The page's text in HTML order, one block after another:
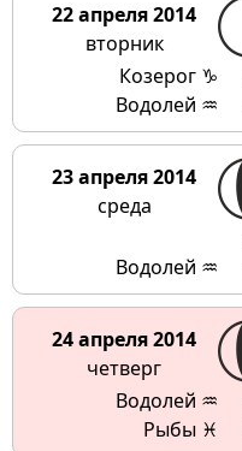
22 апреля 2014
вторник
Козерог ♑
Водолей ♒
23 апреля 2014
среда
Водолей ♒
24 апреля 2014
четверг
Водолей ♒
Рыбы ♓